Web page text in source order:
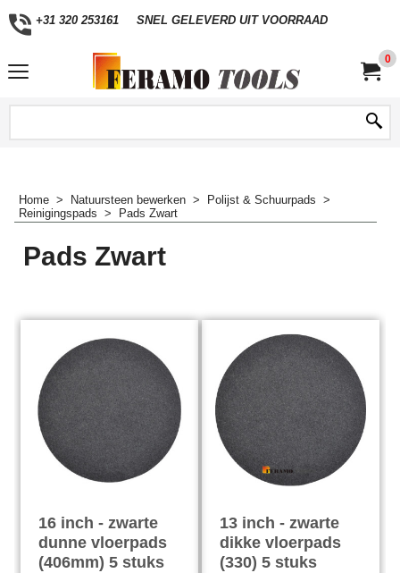
+31 320 253161 SNEL GELEVERD UIT VOORRAAD
0
Home > Natuursteen bewerken > Polijst & Schuurpads >
Reinigingspads > Pads Zwart
Pads Zwart
16 inch - zwarte
dunne vloerpads
(406mm) 5 stuks
13 inch - zwarte
dikke vloerpads
(330) 5 stuks